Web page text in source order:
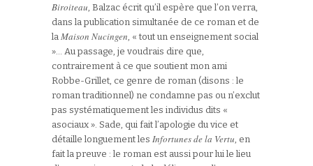
Biroiteau, Balzac écrit qu’il espère que l’on verra,
dans la publication simultanée de ce roman et de
la Maison Nucingen, « tout un enseignement social
»… Au passage, je voudrais dire que,
contrairement à ce que soutient mon ami
Robbe-Grillet, ce genre de roman (disons : le
roman traditionnel) ne condamne pas ou n’exclut
pas systématiquement les individus dits «
asociaux ». Sade, qui fait l’apologie du vice et
détaille longuement les Infortunes de la Vertu, en
fait la preuve : le roman est aussi pour lui le lieu